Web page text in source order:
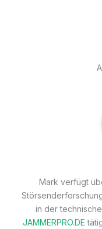
Mark verfügt
in der
JAMMERPRO.DE